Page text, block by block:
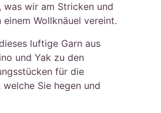
was wir am Stricken und
einem Wollknäuel vereint.
luftige Garn aus
und Yak zu den
für die
welche Sie hegen und